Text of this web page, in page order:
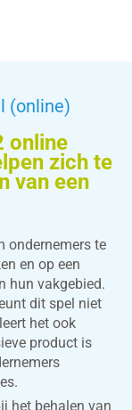
(online)
online
zich te
van een
ondernemers te
en op een
hun vakgebied.
dit spel niet
het ook
product is
het behalen van